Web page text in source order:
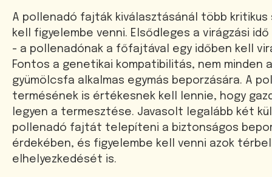
A pollenadó fajták kiválasztásánál több
kell figyelembe venni. Elsődleges a virágzási
- a pollenadónak a főfajtával egy időben kell
Fontos a genetikai kompatibilitás, nem minden
gyümölcsfa alkalmas egymás beporzására. A
termésének is értékesnek kell lennie, hogy
legyen a termesztése. Javasolt legalább két
pollenadó fajtát telepíteni a biztonságos
érdekében, és figyelembe kell venni azok
elhelyezkedését is.